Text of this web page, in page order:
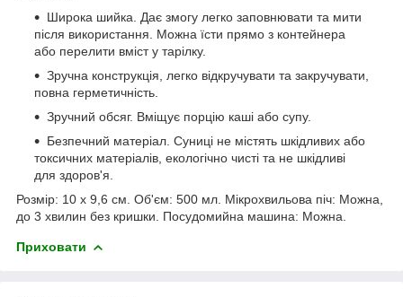
Широка шийка. Дає змогу легко заповнювати та мити
після використання. Можна їсти прямо з контейнера
або перелити вміст у тарілку.
Зручна конструкція, легко відкручувати та закручувати,
повна герметичність.
Зручний обсяг. Вміщує порцію каші або супу.
Безпечний матеріал. Суниці не містять шкідливих або
токсичних матеріалів, екологічно чисті та не шкідливі
для здоров'я.
Розмір: 10 х 9,6 см. Об'єм: 500 мл. Мікрохвильова піч: Можна,
до 3 хвилин без кришки. Посудомийна машина: Можна.
Приховати